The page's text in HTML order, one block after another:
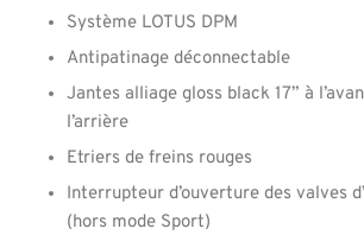
Système LOTUS DPM
Antipatinage déconnectable
Jantes alliage gloss black 17” à
l’arrière
Etriers de freins rouges
Interrupteur d’ouverture des valves
(hors mode Sport)